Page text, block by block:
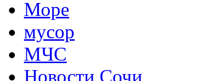
Море
мусор
МЧС
Новости Сочи